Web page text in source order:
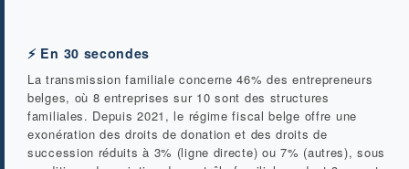
⚡ En 30 secondes
La transmission familiale concerne 46% des entrepreneurs
belges, où 8 entreprises sur 10 sont des structures
familiales. Depuis 2021, le régime fiscal belge offre une
exonération des droits de donation et des droits de
succession réduits à 3% (ligne directe) ou 7% (autres), sous